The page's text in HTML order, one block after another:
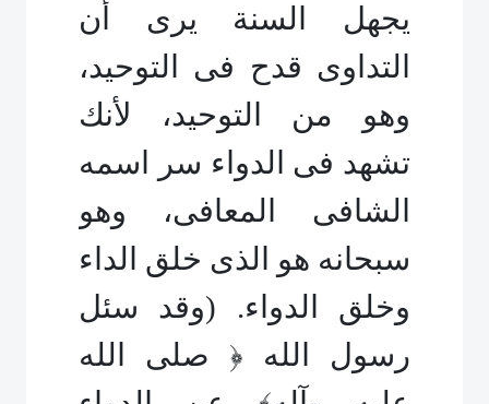
يجهل السنة يرى أن
التداوى قدح فى التوحيد،
وهو من التوحيد، لأنك
تشهد فى الدواء سر اسمه
الشافى المعافى، وهو
سبحانه هو الذى خلق الداء
وخلق الدواء. (وقد سئل
رسول الله ﴿ صلى الله